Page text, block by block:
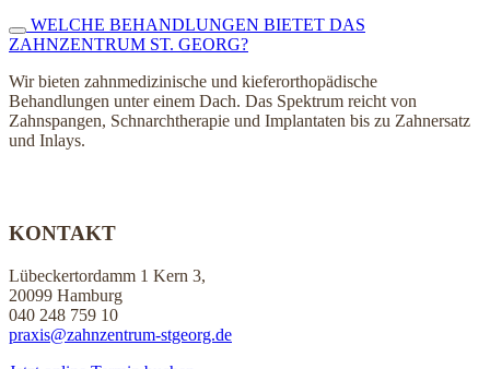
WELCHE BEHANDLUNGEN BIETET DAS
ZAHNZENTRUM ST. GEORG?
Wir bieten zahnmedizinische und kieferorthopädische
Behandlungen unter einem Dach. Das Spektrum reicht von
Zahnspangen, Schnarchtherapie und Implantaten bis zu Zahnersatz
und Inlays.
KONTAKT
Lübeckertordamm 1 Kern 3,
20099 Hamburg
040 248 759 10
praxis@zahnzentrum-stgeorg.de